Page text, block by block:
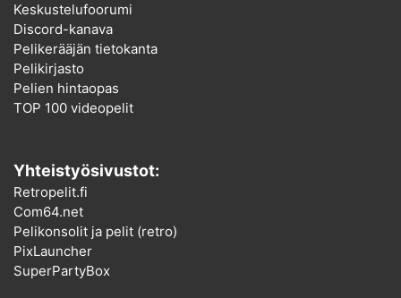
Keskustelufoorumi
Discord-kanava
Pelikerääjän tietokanta
Pelikirjasto
Pelien hintaopas
TOP 100 videopelit
Yhteistyösivustot:
Retropelit.fi
Com64.net
Pelikonsolit ja pelit (retro)
PixLauncher
SuperPartyBox